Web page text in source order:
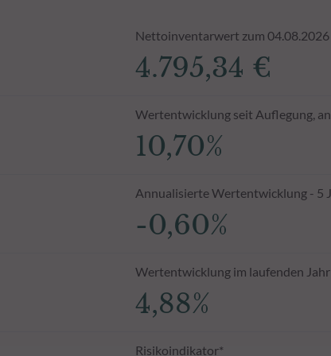
Nettoinventarwert zum 04.08.2026
4.795,34 €
Wertentwicklung seit Auflegung,
10,70%
Annualisierte Wertentwicklung - 5
-0,60%
Wertentwicklung im laufenden Jahr
4,88%
Risikoindikator*